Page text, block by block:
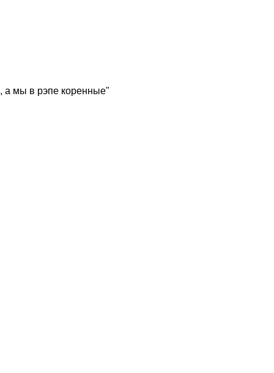
а мы в рэпе коренные"